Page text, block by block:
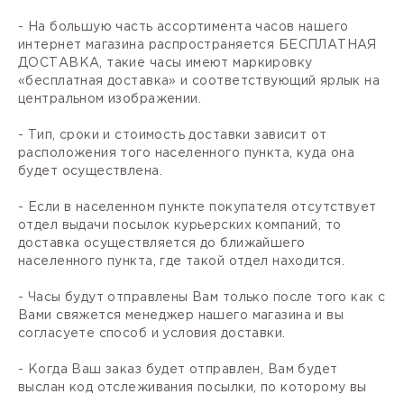
- На большую часть ассортимента часов нашего
интернет магазина распространяется БЕСПЛАТНАЯ
ДОСТАВКА, такие часы имеют маркировку
«бесплатная доставка» и соответствующий ярлык на
центральном изображении.
- Тип, сроки и стоимость доставки зависит от
расположения того населенного пункта, куда она
будет осуществлена.
- Если в населенном пункте покупателя отсутствует
отдел выдачи посылок курьерских компаний, то
доставка осуществляется до ближайшего
населенного пункта, где такой отдел находится.
- Часы будут отправлены Вам только после того как с
Вами свяжется менеджер нашего магазина и вы
согласуете способ и условия доставки.
- Когда Ваш заказ будет отправлен, Вам будет
выслан код отслеживания посылки, по которому вы